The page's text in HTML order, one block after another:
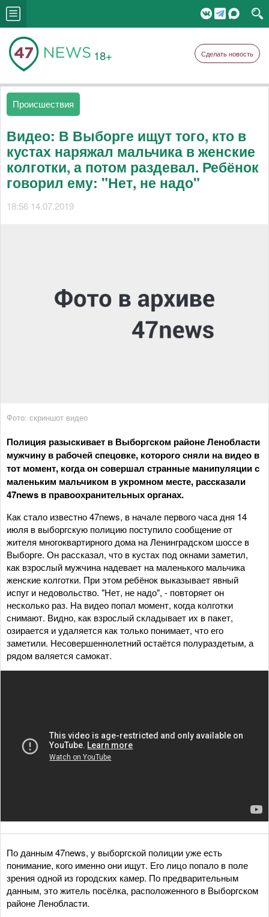
18+ Сделать новость
Происшествия
Видео: В Выборге ищут того, кто в
кустах наряжал мальчика в женские
колготки, а потом раздевал. Ребёнок
говорил ему: "Нет, не надо"
18:56 14.07.2019
Фото: скриншот видео
Полиция разыскивает в Выборгском районе Ленобласти
мужчину в рабочей спецовке, которого сняли на видео в
тот момент, когда он совершал странные манипуляции с
маленьким мальчиком в укромном месте, рассказали
47news в правоохранительных органах.
Как стало известно 47news, в начале первого часа дня 14
июля в выборгскую полицию поступило сообщение от
жителя многоквартирного дома на Ленинградском шоссе в
Выборге. Он рассказал, что в кустах под окнами заметил,
как взрослый мужчина надевает на маленького мальчика
женские колготки. При этом ребёнок выказывает явный
испуг и недовольство. "Нет, не надо", - повторяет он
несколько раз. На видео попал момент, когда колготки
снимают. Видно, как взрослый складывает их в пакет,
озирается и удаляется как только понимает, что его
заметили. Несовершеннолетний остаётся полураздетым, а
рядом валяется самокат.
По данным 47news, у выборгской полиции уже есть
понимание, кого именно они ищут. Его лицо попало в поле
зрения одной из городских камер. По предварительным
данным, это житель посёлка, расположенного в Выборгском
районе Ленобласти.